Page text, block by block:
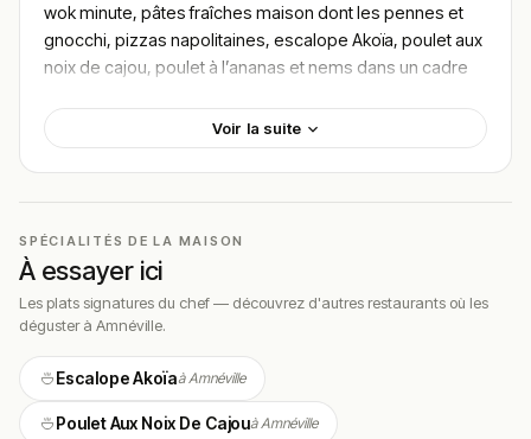
wok minute, pâtes fraîches maison dont les pennes et
gnocchi, pizzas napolitaines, escalope Akoïa, poulet aux
noix de cajou, poulet à l’ananas et nems dans un cadre
piano à queue pour soirées thématiques, situé à
Amnéville, 1 Rue de l’Europe au Centre thermal et
touristique en Moselle dans le Grand Est, avec un budget
30–45€.
Localisation
thermal et touristique d’Amnéville en Moselle — un
jeudi de 11h30 à 14h30 et de 18h30 à 22h, le vendredi de
11h30 à 14h30 et de 18h30 à 23h, le samedi et dimanche
de 11h30 à 15h et de 18h30 à 22h (jusqu’à minuit les soirs
Voir la suite
SPÉCIALITÉS DE LA MAISON
À essayer ici
Les plats signatures du chef — découvrez d'autres restaurants où les
déguster à Amnéville.
Escalope Akoïaà Amnéville
Poulet Aux Noix De Cajouà Amnéville